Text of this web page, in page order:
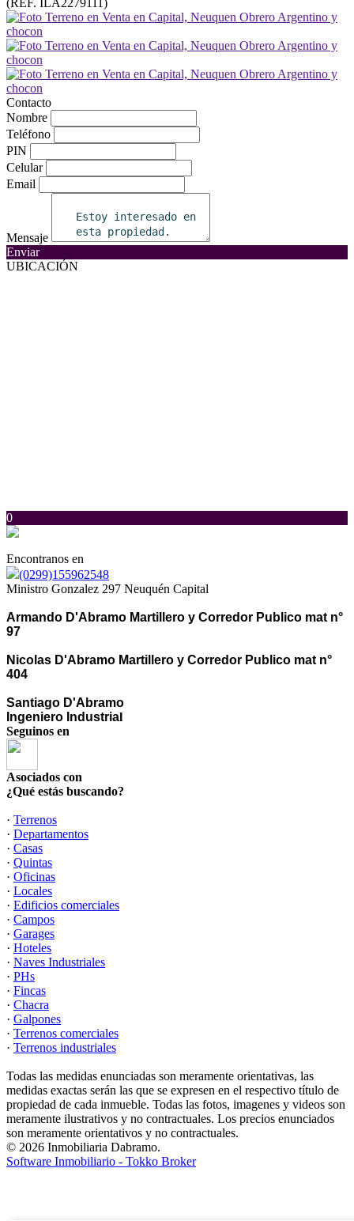
(REF. ILA2279111)
Contacto
Nombre
Teléfono
PIN
Celular
Email
Mensaje
Enviar
UBICACIÓN
0
Encontranos en
(0299)155962548
Ministro Gonzalez 297 Neuquén Capital
Armando D'Abramo Martillero y Corredor Publico mat n°
97
Nicolas D'Abramo Martillero y Corredor Publico mat n°
404
Santiago D'Abramo
Ingeniero Industrial
Seguinos en
Asociados con
¿Qué estás buscando?
· Terrenos
· Departamentos
· Casas
· Quintas
· Oficinas
· Locales
· Edificios comerciales
· Campos
· Garages
· Hoteles
· Naves Industriales
· PHs
· Fincas
· Chacra
· Galpones
· Terrenos comerciales
· Terrenos industriales
Todas las medidas enunciadas son meramente orientativas, las
medidas exactas serán las que se expresen en el respectivo título de
propiedad de cada inmueble. Todas las fotos, imagenes y videos son
meramente ilustrativos y no contractuales. Los precios enunciados
son meramente orientativos y no contractuales.
© 2026 Inmobiliaria Dabramo.
Software Inmobiliario - Tokko Broker